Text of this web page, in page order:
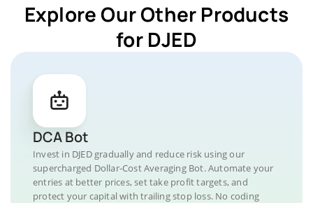
Explore Our Other Products
for DJED
DCA Bot
Invest in DJED gradually and reduce risk using our
supercharged Dollar-Cost Averaging Bot. Automate your
entries at better prices, set take profit targets, and
protect your capital with trailing stop loss. No coding